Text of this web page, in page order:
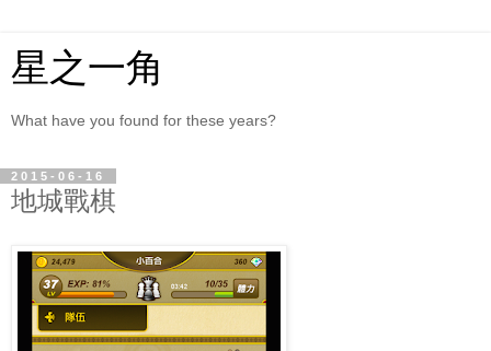
星之一角
What have you found for these years?
2015-06-16
地城戰棋